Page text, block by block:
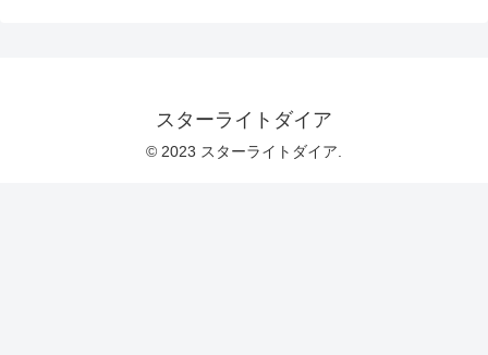
スターライトダイア
© 2023 スターライトダイア.